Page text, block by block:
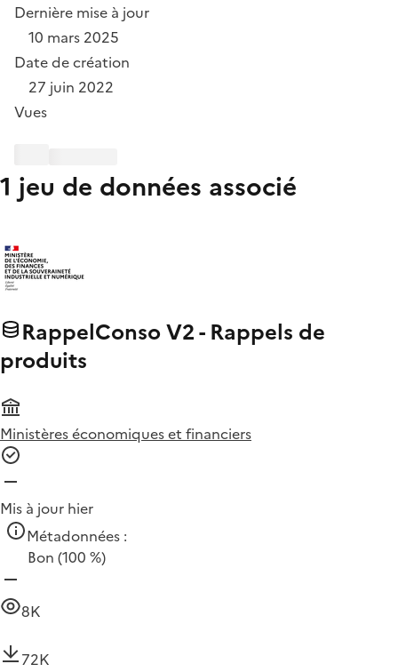
Dernière mise à jour
10 mars 2025
Date de création
27 juin 2022
Vues
1 jeu de données associé
RappelConso V2 - Rappels de
produits
Ministères économiques et financiers
Mis à jour hier
Métadonnées :
Bon (100 %)
8K
72K